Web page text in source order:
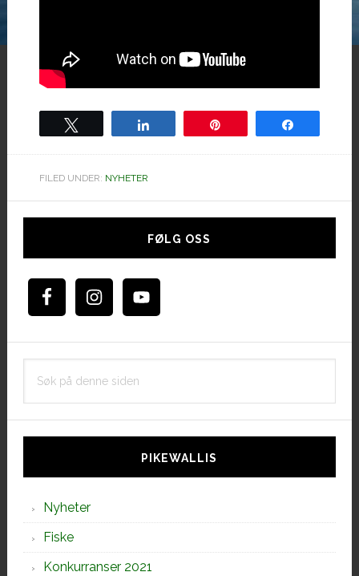
FILED UNDER: NYHETER
Hoved
FØLG OSS
PIKEWALLIS
Nyheter
Fiske
Konkurranser 2021